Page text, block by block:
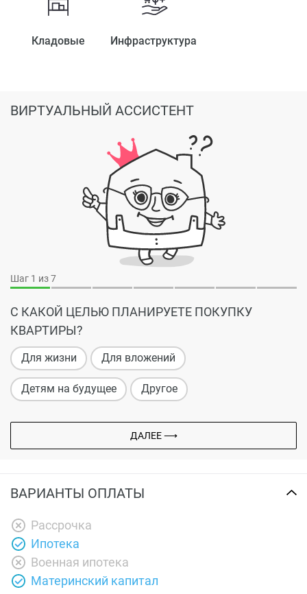
Кладовые Инфраструктура
Шаг 1 из 7
С КАКОЙ ЦЕЛЬЮ ПЛАНИРУЕТЕ ПОКУПКУ
КВАРТИРЫ?
Для жизни Для вложений
Детям на будущее Другое
ДАЛЕЕ ⟶
ВИРТУАЛЬНЫЙ АССИСТЕНТ
ВАРИАНТЫ ОПЛАТЫ
Рассрочка
Ипотека
Военная ипотека
Материнский капитал